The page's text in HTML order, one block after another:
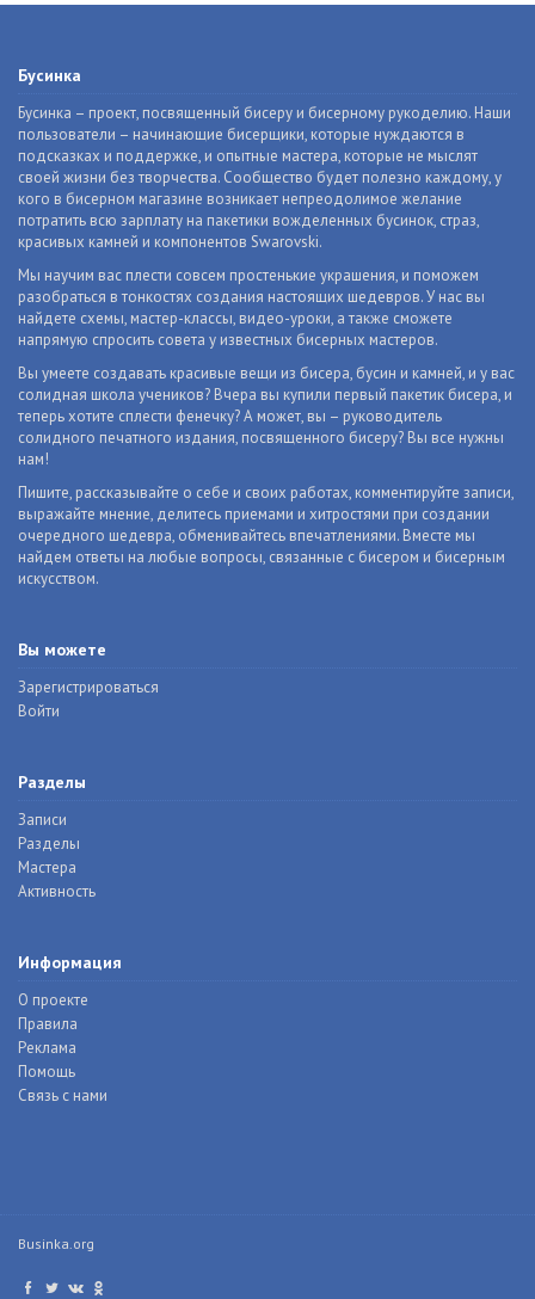
Бусинка
Бусинка – проект, посвященный бисеру и бисерному рукоделию. Наши
пользователи – начинающие бисерщики, которые нуждаются в
подсказках и поддержке, и опытные мастера, которые не мыслят
своей жизни без творчества. Сообщество будет полезно каждому, у
кого в бисерном магазине возникает непреодолимое желание
потратить всю зарплату на пакетики вожделенных бусинок, страз,
красивых камней и компонентов Swarovski.
Мы научим вас плести совсем простенькие украшения, и поможем
разобраться в тонкостях создания настоящих шедевров. У нас вы
найдете схемы, мастер-классы, видео-уроки, а также сможете
напрямую спросить совета у известных бисерных мастеров.
Вы умеете создавать красивые вещи из бисера, бусин и камней, и у вас
солидная школа учеников? Вчера вы купили первый пакетик бисера, и
теперь хотите сплести фенечку? А может, вы – руководитель
солидного печатного издания, посвященного бисеру? Вы все нужны
нам!
Пишите, рассказывайте о себе и своих работах, комментируйте записи,
выражайте мнение, делитесь приемами и хитростями при создании
очередного шедевра, обменивайтесь впечатлениями. Вместе мы
найдем ответы на любые вопросы, связанные с бисером и бисерным
искусством.
Вы можете
Зарегистрироваться
Войти
Разделы
Записи
Разделы
Мастера
Активность
Информация
О проекте
Правила
Реклама
Помощь
Связь с нами
Businka.org